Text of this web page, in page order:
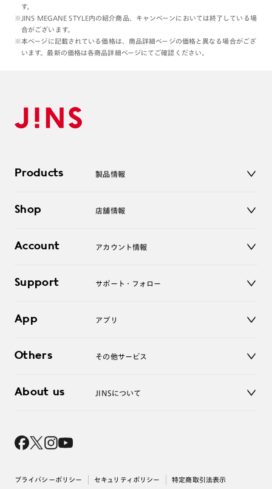
す。
※JINS MEGANE STYLE内の紹介商品、キャンペーンにおいては終了している場
合がございます。
※本ページに記載されている価格は、商品詳細ページの価格と異なる場合がござ
います。最新の価格は各商品詳細ページにてご確認ください。
Products 製品情報
サングラス
コンタクトレンズ
アクセサリー
Shop 店舗情報
オンラインショップ
Account アカウント情報
ログアウト
Support サポート・フォロー
よくあるご質問
お問い合わせ
App アプリ
Others その他サービス
レンズ交換
About us JINSについて
採用情報
出店について
プライバシーポリシー セキュリティポリシー 特定商取引法表示